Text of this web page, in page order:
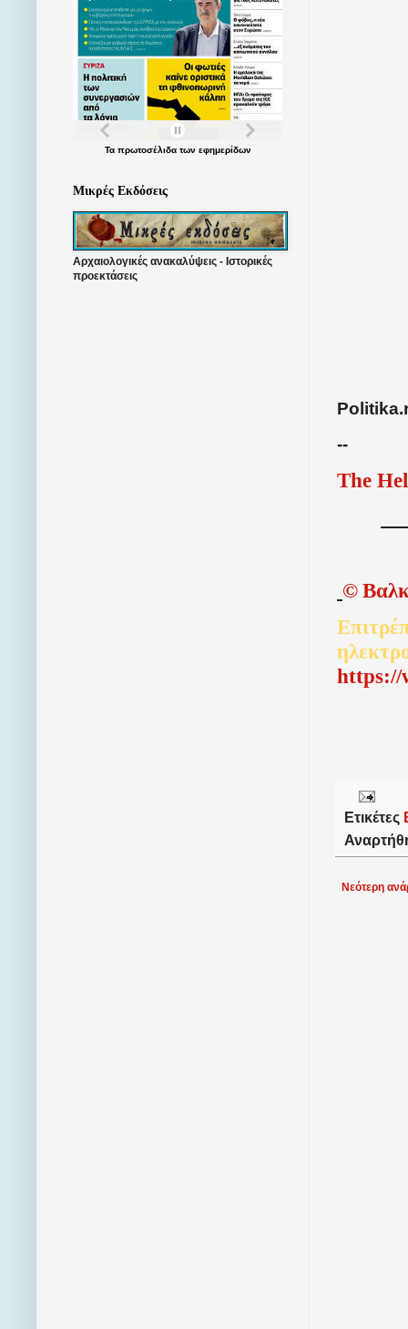
--
The
©
https://
Ετικέτες
Νεότερη
Τα πρωτοσέλιδατων εφημερίδων
Μικρές Εκδόσεις
Αρχαιολογικές ανακαλύψεις - Ιστορικές
προεκτάσεις